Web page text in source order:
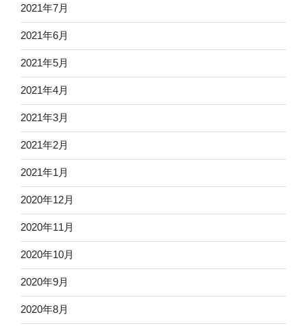
2021年7月
2021年6月
2021年5月
2021年4月
2021年3月
2021年2月
2021年1月
2020年12月
2020年11月
2020年10月
2020年9月
2020年8月